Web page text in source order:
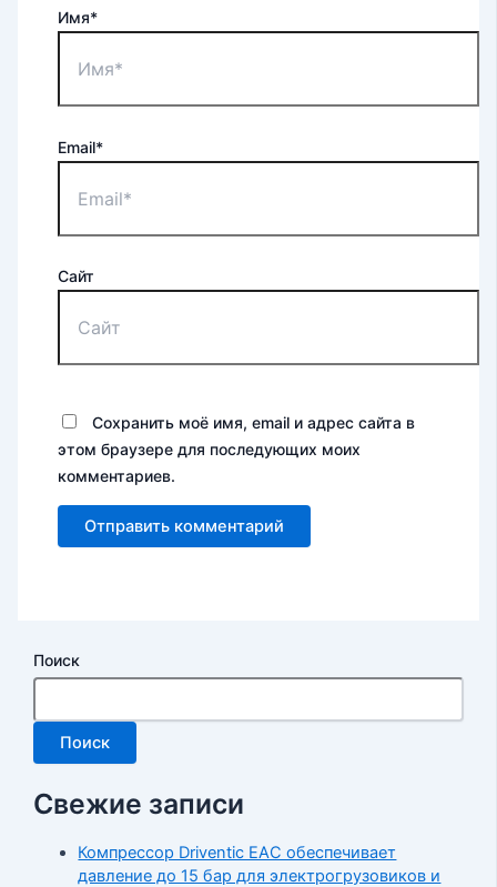
Имя*
Email*
Сайт
Сохранить моё имя, email и адрес сайта в
этом браузере для последующих моих
комментариев.
Поиск
Поиск
Свежие записи
Компрессор Driventic EAC обеспечивает
давление до 15 бар для электрогрузовиков и